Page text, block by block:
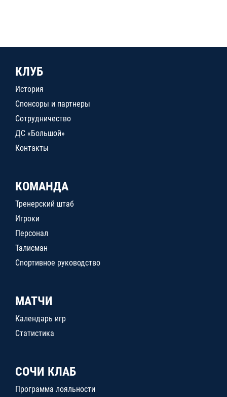
КЛУБ
История
Спонсоры и партнеры
Сотрудничество
ДС «Большой»
Контакты
КОМАНДА
Тренерский штаб
Игроки
Персонал
Талисман
Спортивное руководство
МАТЧИ
Календарь игр
Статистика
СОЧИ КЛАБ
Программа лояльности